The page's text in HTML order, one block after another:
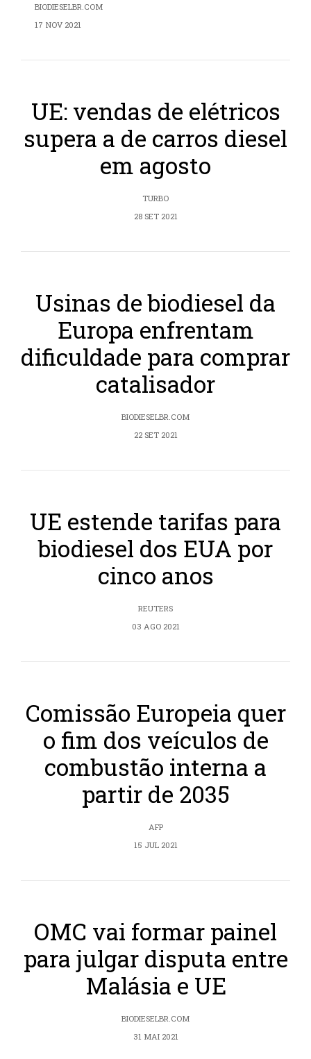
BIODIESELBR.COM
17 NOV 2021
UE: vendas de elétricos
supera a de carros diesel
em agosto
TURBO
28 SET 2021
Usinas de biodiesel da
Europa enfrentam
dificuldade para comprar
catalisador
BIODIESELBR.COM
22 SET 2021
UE estende tarifas para
biodiesel dos EUA por
cinco anos
REUTERS
03 AGO 2021
Comissão Europeia quer
o fim dos veículos de
combustão interna a
partir de 2035
AFP
15 JUL 2021
OMC vai formar painel
para julgar disputa entre
Malásia e UE
BIODIESELBR.COM
31 MAI 2021